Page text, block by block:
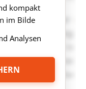
kompakt
im Bilde
Analysen